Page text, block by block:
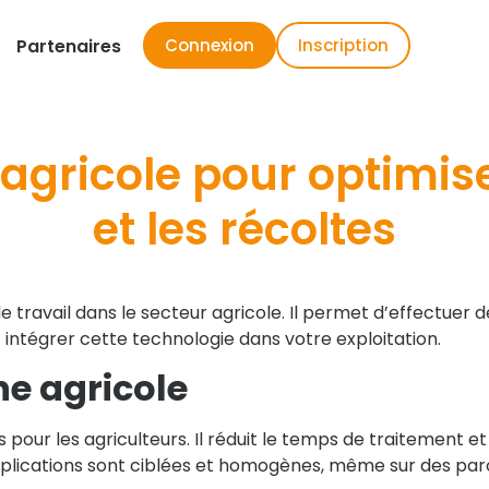
Partenaires Connexion Inscription
pour
et les récoltes
dans le secteur agricole. Il permet d’effectuer
cette technologie dans votre exploitation.
agricole
les agriculteurs. Il réduit le temps de traitement
sont ciblées et homogènes, même sur des